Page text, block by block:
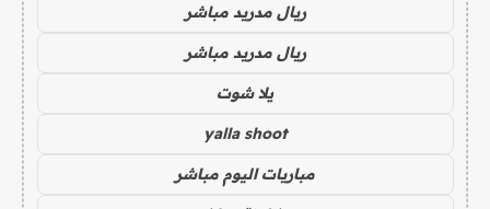
ريال مدريد مباشر
ريال مدريد مباشر
يلا شوت
yalla shoot
مباريات اليوم مباشر